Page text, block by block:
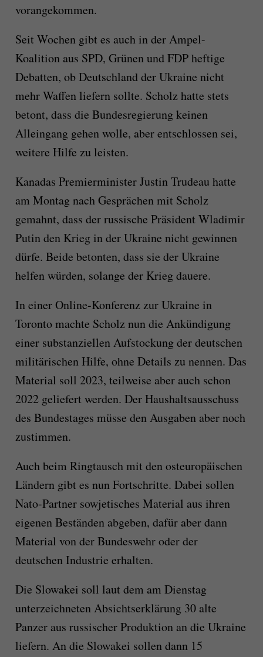
vorangekommen.
Seit Wochen gibt es auch in der Ampel-
Koalition aus SPD, Grünen und FDP heftige
Debatten, ob Deutschland der Ukraine nicht
mehr Waffen liefern sollte. Scholz hatte stets
betont, dass die Bundesregierung keinen
Alleingang gehen wolle, aber entschlossen sei,
weitere Hilfe zu leisten.
Kanadas Premierminister Justin Trudeau hatte
am Montag nach Gesprächen mit Scholz
gemahnt, dass der russische Präsident Wladimir
Putin den Krieg in der Ukraine nicht gewinnen
dürfe. Beide betonten, dass sie der Ukraine
helfen würden, solange der Krieg dauere.
In einer Online-Konferenz zur Ukraine in
Toronto machte Scholz nun die Ankündigung
einer substanziellen Aufstockung der deutschen
militärischen Hilfe, ohne Details zu nennen. Das
Material soll 2023, teilweise aber auch schon
2022 geliefert werden. Der Haushaltsausschuss
des Bundestages müsse den Ausgaben aber noch
zustimmen.
Auch beim Ringtausch mit den osteuropäischen
Ländern gibt es nun Fortschritte. Dabei sollen
Nato-Partner sowjetisches Material aus ihren
eigenen Beständen abgeben, dafür aber dann
Material von der Bundeswehr oder der
deutschen Industrie erhalten.
Die Slowakei soll laut dem am Dienstag
unterzeichneten Absichtserklärung 30 alte
Panzer aus russischer Produktion an die Ukraine
liefern. An die Slowakei sollen dann 15